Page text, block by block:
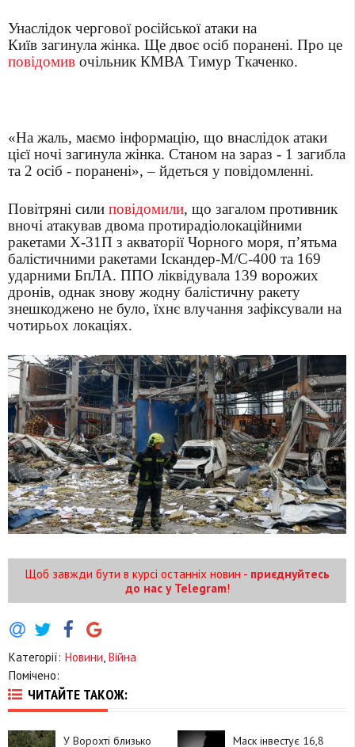
Унаслідок чергової російської атаки на
Київ загинула жінка. Ще двоє осіб поранені. Про це
повідомив очільник КМВА Тимур Ткаченко.
«На жаль, маємо інформацію, що внаслідок атаки
цієї ночі загинула жінка. Станом на зараз - 1 загибла
та 2 осіб - поранені», – йдеться у повідомленні.
Повітряні сили повідомили, що загалом противник
вночі атакував двома протирадіолокаційними
ракетами Х-31П з акваторії Чорного моря, п’ятьма
балістичними ракетами Іскандер-М/С-400 та 169
ударними БпЛА. ППО ліквідувала 139 ворожих
дронів, однак знову жодну балістичну ракету
знешкоджено не було, їхнє влучання зафіксували на
чотирьох локаціях.
Щоб завжди бути в курсі останніх новин - приєднуйтесь
до нас у Telegram!
Категорії: Новини, Війна
Помічено:
ЧИТАЙТЕ ТАКОЖ:
У Ворохті близько
Маск інвестує 16,8